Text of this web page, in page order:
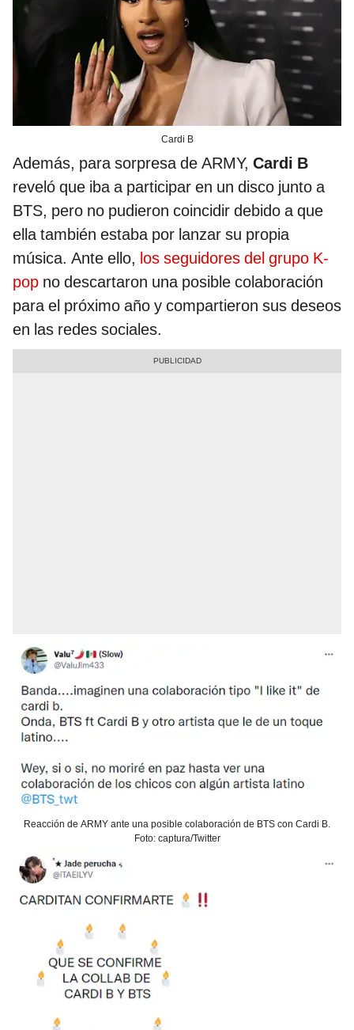
Cardi B
Además, para sorpresa de ARMY, Cardi B
reveló que iba a participar en un disco junto a
BTS, pero no pudieron coincidir debido a que
ella también estaba por lanzar su propia
música. Ante ello, los seguidores del grupo K-
pop no descartaron una posible colaboración
para el próximo año y compartieron sus deseos
en las redes sociales.
Reacción de ARMY ante una posible colaboración de BTS con Cardi B.
Foto: captura/Twitter